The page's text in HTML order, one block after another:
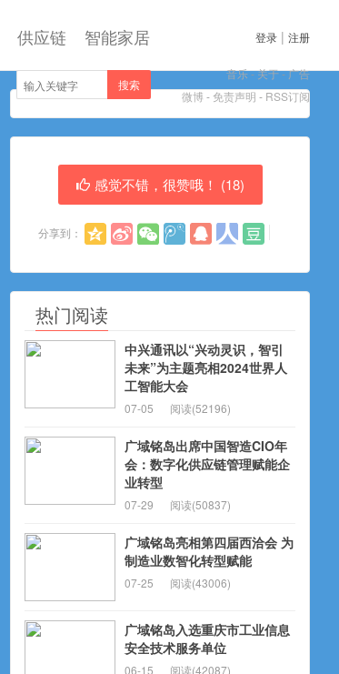
供应链 智能家居 登录 | 注册
音乐-关于-广告
微博 - 免责声明 - RSS订阅
搜索
感觉不错，很赞哦！ (18)
分享到：
热门阅读
中兴通讯以“兴动灵识，智引
未来”为主题亮相2024世界人
工智能大会
07-05 阅读(52196)
广域铭岛出席中国智造CIO年
会：数字化供应链管理赋能企
业转型
07-29 阅读(50837)
广域铭岛亮相第四届西洽会 为
制造业数智化转型赋能
07-25 阅读(43006)
广域铭岛入选重庆市工业信息
安全技术服务单位
06-15 阅读(42087)